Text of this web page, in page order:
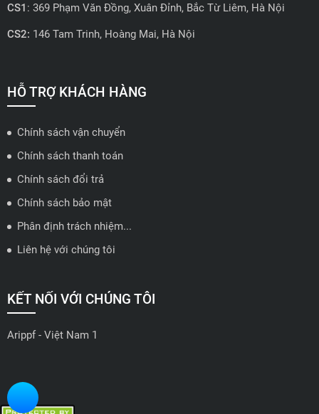
CS1 : 369 Phạm Văn Đồng, Xuân Đỉnh, Bắc Từ Liêm, Hà Nội
CS2: 146 Tam Trinh, Hoàng Mai, Hà Nội
🗺️Xem trên bản đồ
ĐẠI LÝ QUẬN 2 HCM - HẢI TRIỀU AUTO
🔰 Địa chỉ: 78-80 Vũ Tông Phan, P.An Phú, TP Thủ Đức, TP HCM
📍 Hotline: 0938584113
🗺️Xem trên bản đồ
ĐẠI LÝ THỦ ĐỨC - TB AUTO
🔰 Địa chỉ: 482 Đ. Lê Văn Việt, Tăng Nhơn Phú A, Thủ Đức,
Thành phố Hồ Chí Minh
🗺️Xem trên bản đồ
HỖ TRỢ KHÁCH HÀNG
Chính sách vận chuyển
Chính sách thanh toán
Chính sách đổi trả
Chính sách bảo mật
Phân định trách nhiệm...
Liên hệ với chúng tôi
KẾT NỐI VỚI CHÚNG TÔI
Arippf - Việt Nam 1